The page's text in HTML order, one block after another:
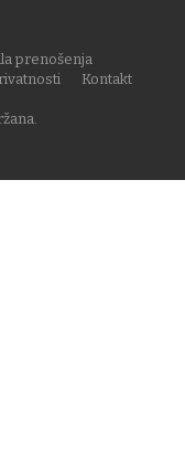
prenošenja
Kontakt